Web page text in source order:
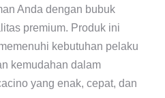
Anda dengan bubuk
premium. Produk ini
kebutuhan pelaku
kemudahan dalam
yang enak, cepat, dan